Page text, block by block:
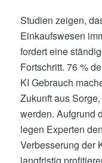
Studien zeigen,
Einkaufswesen
fordert eine
Fortschritt. 76 %
KI Gebrauch
Zukunft aus
werden. Aufgrund
legen Experten
Verbesserung der
langfristig